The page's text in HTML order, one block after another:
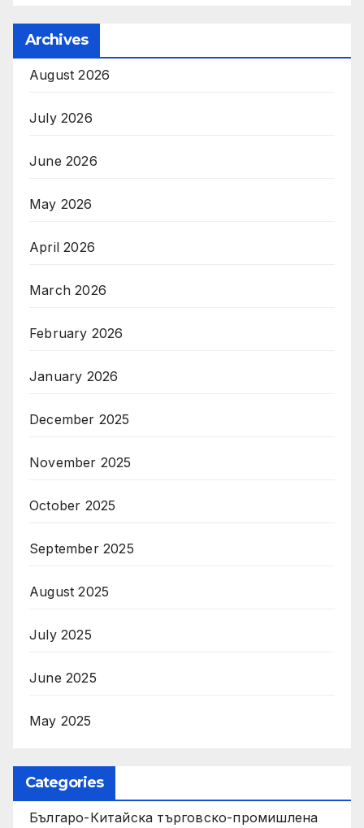
Archives
August 2026
July 2026
June 2026
May 2026
April 2026
March 2026
February 2026
January 2026
December 2025
November 2025
October 2025
September 2025
August 2025
July 2025
June 2025
May 2025
Categories
Българо-Китайска търговско-промишлена